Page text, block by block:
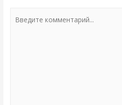
комментарий...